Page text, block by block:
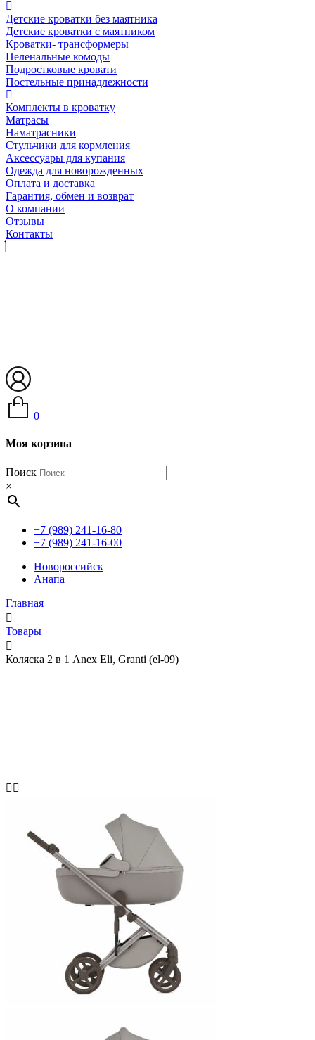
Детские кроватки без маятника
Детские кроватки с маятником
Кроватки- трансформеры
Пеленальные комоды
Подростковые кровати
Постельные принадлежности
Комплекты в кроватку
Матрасы
Наматрасники
Стульчики для кормления
Аксессуары для купания
Одежда для новорожденных
Оплата и доставка
Гарантия, обмен и возврат
О компании
Отзывы
Контакты
0
Моя корзина
Поиск
×
+7 (989) 241-16-80
+7 (989) 241-16-00
Новороссийск
Анапа
Главная
Товары
Коляска 2 в 1 Anex Eli, Granti (el-09)